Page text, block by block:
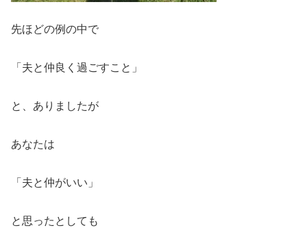
先ほどの例の中で
「夫と仲良く過ごすこと」
と、ありましたが
あなたは
「夫と仲がいい」
と思ったとしても